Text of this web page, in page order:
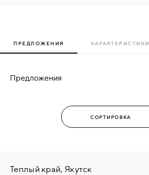
ПРЕДЛОЖЕНИЯ ХАРАКТЕРИСТИКИ
Предложения
Теплый край, Якутск